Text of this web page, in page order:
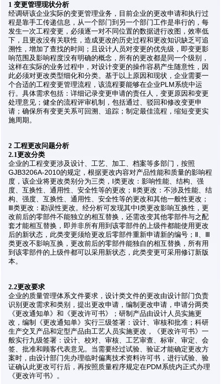
1 变更管理现状分析
经调研该企业实际的变更管理业务，目前企业的更改申请和执行过
程是靠手工传递信息，从一个部门到另一个部门工作是串行的，每
发生一次工程变更，必须逐一对不同位置的数据进行改图，效率低
下，且更改没有关联性，造成更改的历史过程和更改知识缺乏可追
溯性，增加了查找的时间；且设计人员对变更的优先级，即变更影
响范围及影响程度没有明确的概念，所有的更改都是同一个级别，
这样在实际的业务过程中，对设计变更的操作容易产生随意性，因
此必须对更改类型细化和分类。基于以上原因和现状，企业需要一
个合适的工程变更管理流程，该流程要能够在企业PLM系统中运
行。具体需求包括：详细记录变更申请的责任人，变更原因和变更
处理意见；健全的流程评审机制，包括通过、驳回和修改变更申
请；确保所有变更关系可回溯、追踪；制定最佳流程，缩短变更实
施周期。
2 工程更改问题分析
2.1更改分类
企业的工程变更涉及设计、工艺、加工、档案等多部门，按照
GJB3206A-2010的规定，根据更改内容对产品性能和质量的影响程
度，该企业将更改类别分为三类，Ⅰ类更改：影响性能、结构、强
度、互换性、通用性、安全性等的更改；Ⅱ类更改：不涉及性能、结
构、强度、互换性、通用性、安全性等的更改和其他一般性更改；
Ⅲ类更改：勘误性更改。经分析可发现其中Ⅰ类更改影响互换性，更
改前后的零部件不能独立的相互替换，还需改变其他零部件与之配
套才能相互替换，即并非所有用到该零部件的上级件都能使用更改
后的新状态，此类变更须给更改后零部件重新申请新的编号；Ⅱ、Ⅲ
类更改不影响互换，更改前后的零部件能独自的相互替换，所有用
到该零部件的上级件都可以采用新状态，此类变更可采用修订新版
本。
2.2更改要求
企业的质量管理体系文件要求，设计类文件的更改由设计部门负责
识别更改需求和类别，提出更改申请，编制更改申请，申请分两类
《更改通知单》和《更改许可书》；研制产品由设计人员实施更
改，编制《更改通知单》实行三级签署：设计、审核和批准；科研
生产交叉产品和定型产品由工艺人员实施更改，《更改许可书》一
般实行九级签署：设计、校对、审核、工艺审查、标审、审定、会
签、批准和顾客代表意见。当需要经过试验、验证才能确定更改方
案时，由设计部门先办理临时偏离技术资料许可书，进行试验、验
证确认此更改可行后，再按照质量程序规定在PDM系统内正式办理
《更改许可书》。